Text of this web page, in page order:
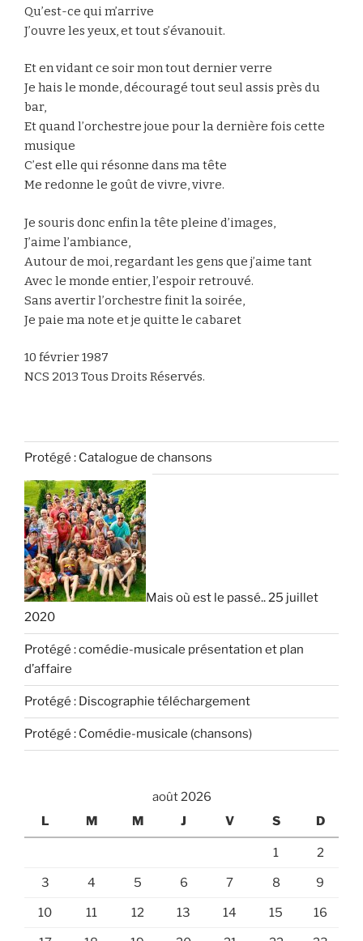
Qu’est-ce qui m’arrive
J’ouvre les yeux, et tout s’évanouit.
Et en vidant ce soir mon tout dernier verre
Je hais le monde, découragé tout seul assis près du
bar,
Et quand l’orchestre joue pour la dernière fois cette
musique
C’est elle qui résonne dans ma tête
Me redonne le goût de vivre, vivre.
Je souris donc enfin la tête pleine d’images,
J’aime l’ambiance,
Autour de moi, regardant les gens que j’aime tant
Avec le monde entier, l’espoir retrouvé.
Sans avertir l’orchestre finit la soirée,
Je paie ma note et je quitte le cabaret
10 février 1987
NCS 2013 Tous Droits Réservés.
Protégé : Catalogue de chansons
Mais où est le passé.. 25 juillet
2020
Protégé : comédie-musicale présentation et plan
d’affaire
Protégé : Discographie téléchargement
Protégé : Comédie-musicale (chansons)
août 2026
L
M M J V S D
1 2
3 4 5 6 7 8 9
10 11 12 13 14 15 16